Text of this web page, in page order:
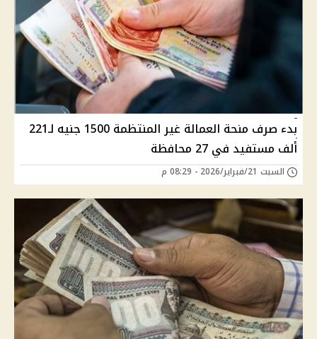
بدء صرف منحة العمالة غير المنتظمة 1500 جنيه لـ221
ألف مستفيد في 27 محافظة
السبت 21/فبراير/2026 - 08:29 م